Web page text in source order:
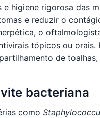
e higiene rigorosa das
e reduzir o
o
tópicos ou orais.
de toalhas,
bacteriana
como